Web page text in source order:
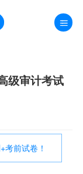
级审计考试
考前试卷！